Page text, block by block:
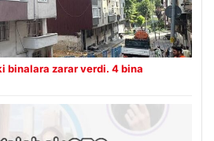
binalara zarar verdi. 4 bina